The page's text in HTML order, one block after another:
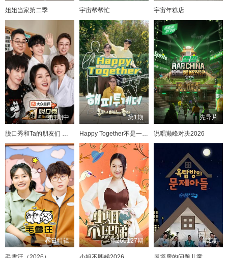
姐姐当家第二季 宇宙帮帮忙 宇宙年糕店
第1期中 第1期
Happy Together不是一个人真好
先导片
说唱巅峰对决2026
春日特辑 第260127期 第1期